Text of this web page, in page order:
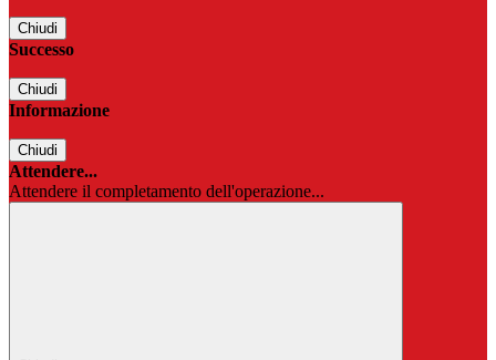
Chiudi
Successo
Chiudi
Informazione
Chiudi
Attendere...
Attendere il completamento dell'operazione...